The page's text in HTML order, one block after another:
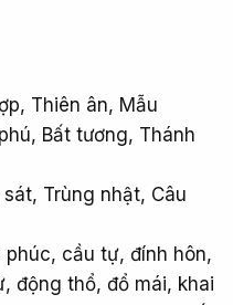
Thiên ân, Mẫu
Bất tương, Thánh
sát, Trùng nhật, Câu
phúc, cầu tự, đính hôn,
động thổ, đổ mái, khai